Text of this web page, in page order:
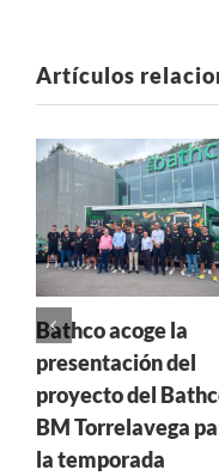
Artículos
Bathco acoge la
presentación del
proyecto del
BM Torrelavega
la temporada